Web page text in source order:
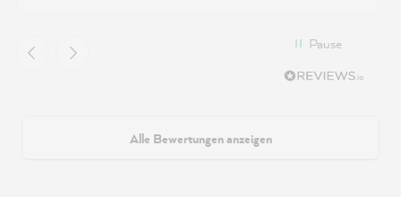
Pause
Alle Bewertungen anzeigen